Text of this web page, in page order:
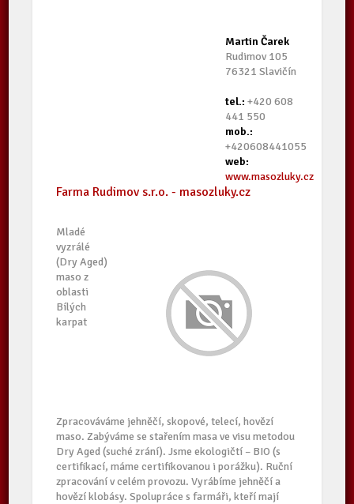
Martin Čarek
Rudimov 105
76321 Slavičín
tel.: +420 608
441 550
mob.:
+420608441055
web:
www.masozluky.cz
Farma Rudimov s.r.o. - masozluky.cz
Mladé
vyzrálé
(Dry Aged)
maso z
oblasti
Bílých
karpat
Zpracováváme jehněčí, skopové, telecí, hovězí
maso. Zabýváme se stařením masa ve visu metodou
Dry Aged (suché zrání). Jsme ekologičtí – BIO (s
certifikací, máme certifikovanou i porážku). Ruční
zpracování v celém provozu. Vyrábíme jehněčí a
hovězí klobásy. Spolupráce s farmáři, kteří mají